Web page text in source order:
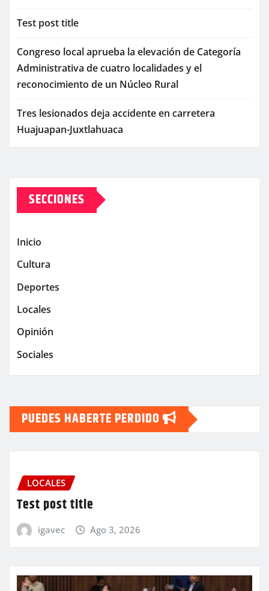
Test post title
Congreso local aprueba la elevación de Categoría
Administrativa de cuatro localidades y el
reconocimiento de un Núcleo Rural
Tres lesionados deja accidente en carretera
Huajuapan-Juxtlahuaca
SECCIONES
Inicio
Cultura
Deportes
Locales
Opinión
Sociales
PUEDES HABERTE PERDIDO
LOCALES
Test post title
igavec Ago 3, 2026